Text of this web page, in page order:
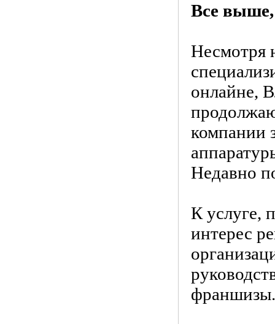
Все
Несмотря
онлайне,
компании
Недавно
К услуге,
интерес
франшизы.